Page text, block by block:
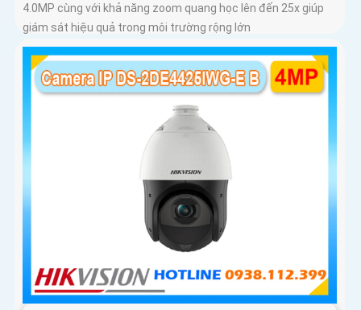
4.0MP cùng với khả năng zoom quang học lên đến 25x giúp
giám sát hiệu quả trong môi trường rộng lớn